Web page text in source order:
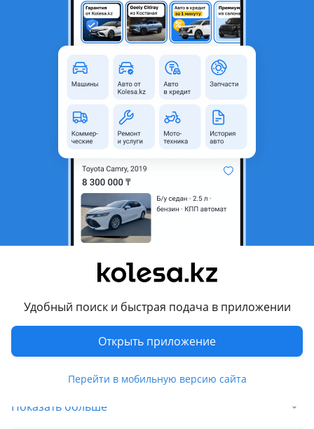
Удобный поиск и быстрая подача в приложении
Открыть приложение
Перейти в мобильную версию сайта
K20Z2 Двигатель Honda K20 Z2
Алматы, Алматинская
область
Б/y
Оригинальность
Оригинал
K20Z2 K20 Z2 QR20 QR25
VQ25 VQ35 VQ25HR HR15
HR16
Подходит на авто
Acura CSX
2006 - 2010 1 поколение (FA)
7 поколение (CL/CN/CM)
Honda Civic
Показать больше